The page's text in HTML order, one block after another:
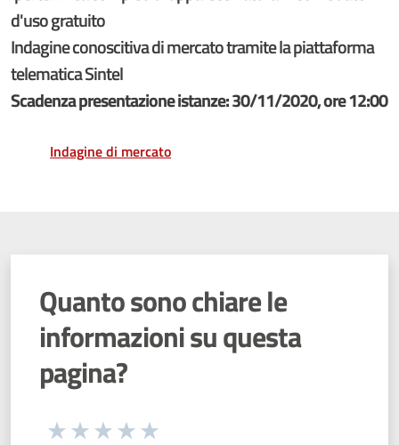
d'uso gratuito
Indagine conoscitiva di mercato tramite la piattaforma
telematica Sintel
Scadenza presentazione istanze: 30/11/2020, ore 12:00
Indagine di mercato
Quanto sono chiare le
informazioni su questa
pagina?
Seleziona una valutazione da 1 a 5 stelle